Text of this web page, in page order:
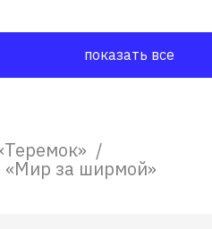
показать все
/
«Мир за ширмой»